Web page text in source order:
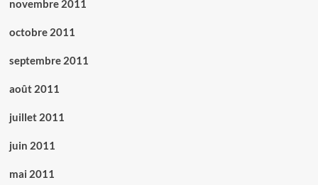
novembre 2011
octobre 2011
septembre 2011
août 2011
juillet 2011
juin 2011
mai 2011